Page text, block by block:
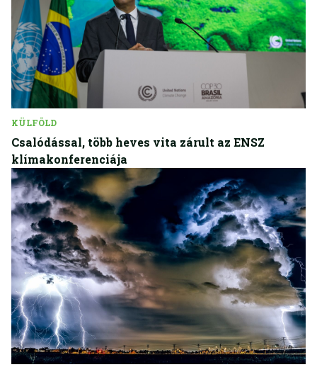
KÜLFÖLD
Csalódással, több heves vita zárult az ENSZ
klímakonferenciája